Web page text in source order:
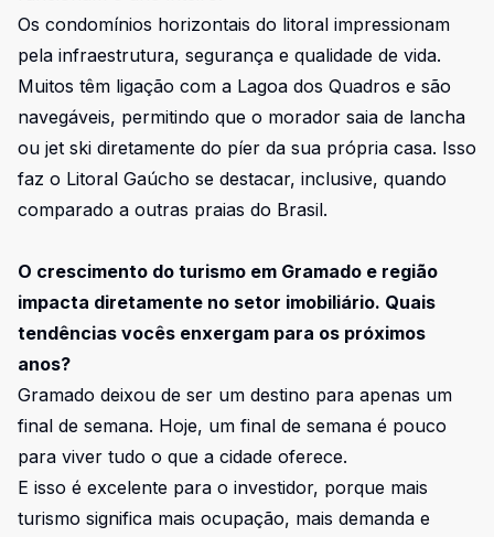
Os condomínios horizontais do litoral impressionam
pela infraestrutura, segurança e qualidade de vida.
Muitos têm ligação com a Lagoa dos Quadros e são
navegáveis, permitindo que o morador saia de lancha
ou jet ski diretamente do píer da sua própria casa. Isso
faz o Litoral Gaúcho se destacar, inclusive, quando
comparado a outras praias do Brasil.
O crescimento do turismo em Gramado e região
impacta diretamente no setor imobiliário. Quais
tendências vocês enxergam para os próximos
anos?
Gramado deixou de ser um destino para apenas um
final de semana. Hoje, um final de semana é pouco
para viver tudo o que a cidade oferece.
E isso é excelente para o investidor, porque mais
turismo significa mais ocupação, mais demanda e